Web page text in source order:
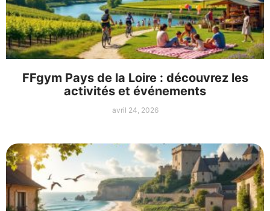
FFgym Pays de la Loire : découvrez les
activités et événements
avril 24, 2026